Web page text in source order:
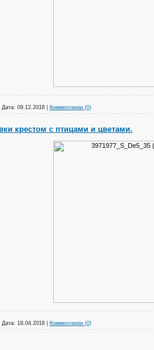
Дата: 09.12.2018 Комментарии (0)
крестом с птицами и цветами.
Дата: 18.04.2018 Комментарии (0)